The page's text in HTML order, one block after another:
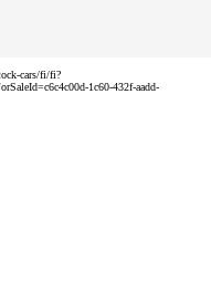
cars/fi/fi?
1c60-432f-aadd-